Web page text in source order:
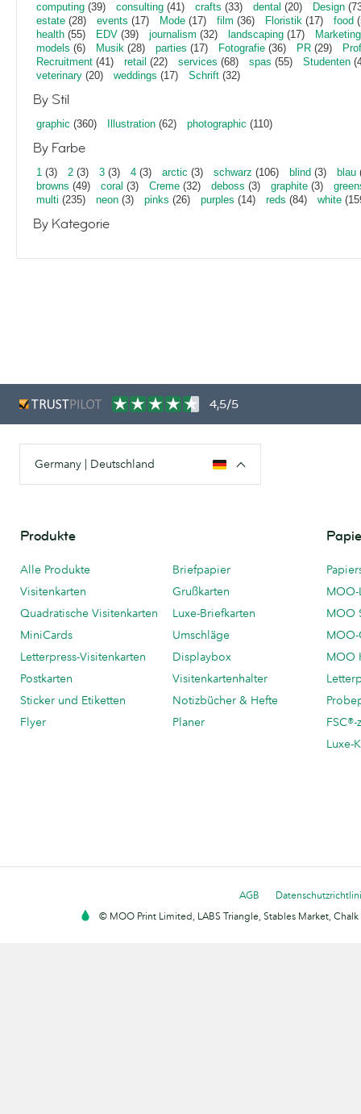
computing (39) consulting (41) crafts (33) dental (20) Design
estate (28) events (17) Mode (17) film (36) Floristik (17) food
health (55) EDV (39) journalism (32) landscaping (17)
Marketing
models (6) Musik (28) parties (17) Fotografie (36) PR (29)
Recruitment (41) retail (22) services (68) spas (55) Studenten
veterinary (20) weddings (17) Schrift (32)
By Stil
graphic (360) Illustration (62) photographic (110)
By Farbe
1 (3) 2 (3) 3 (3) 4 (3) arctic (3) schwarz (106) blind (3) blau
browns (49) coral (3) Creme (32) deboss (3) graphite (3)
multi (235) neon (3) pinks (26) purples (14) reds (84) white
By Kategorie
4,5/5
Germany | Deutschland
Produkte
Alle Produkte
Visitenkarten
Quadratische Visitenkarten
MiniCards
Letterpress-Visitenkarten
Postkarten
Sticker und Etiketten
Flyer
Briefpapier
Grußkarten
Luxe-Briefkarten
Umschläge
Displaybox
Visitenkartenhalter
Notizbücher & Hefte
Planer
MOO-
MOO
MOO
Luxe-
AGB
© MOO Print Limited, LABS Triangle, Stables Market,